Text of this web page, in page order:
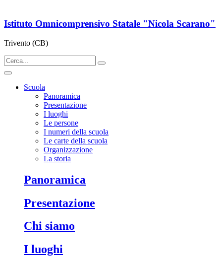
Istituto Omnicomprensivo Statale "Nicola Scarano"
Trivento (CB)
Scuola
Panoramica
Presentazione
I luoghi
Le persone
I numeri della scuola
Le carte della scuola
Organizzazione
La storia
Panoramica
Presentazione
Chi siamo
I luoghi